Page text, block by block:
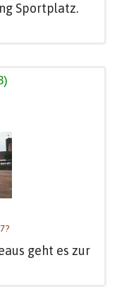
Sportplatz.
geht es zur